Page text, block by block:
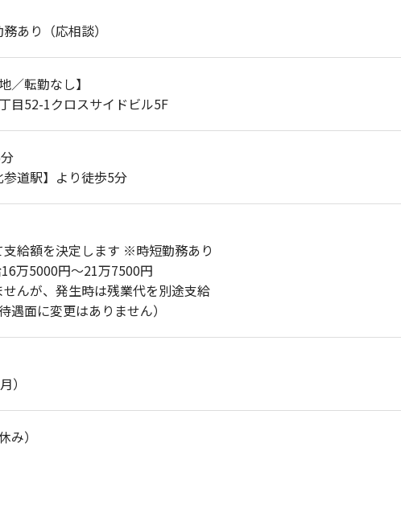
あり（応相談）
／転勤なし】
目52-1クロスサイドビル5F
道駅】より徒歩5分
給額を決定します ※時短勤務あり
万5000円～21万7500円
んが、発生時は残業代を別途支給
面に変更はありません）
）
）